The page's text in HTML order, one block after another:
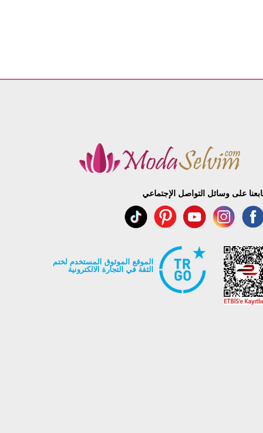
على وسائل التواصل الإجتماعي
الموقع الموثوق المستخدم لختم
الثقة في التجارة الالكترونية